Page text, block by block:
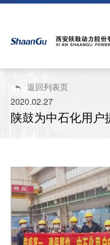

返回列表页
2020.02.27
陕鼓为中石化用户